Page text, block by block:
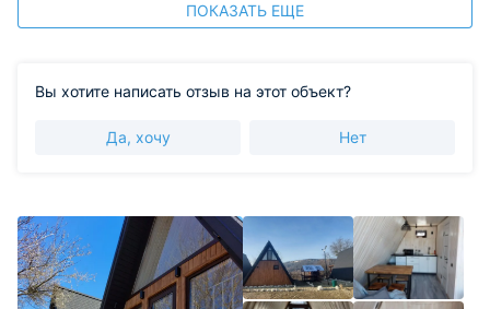
ПОКАЗАТЬ ЕЩЕ
Вы хотите написать отзыв на этот объект?
Да, хочу Нет